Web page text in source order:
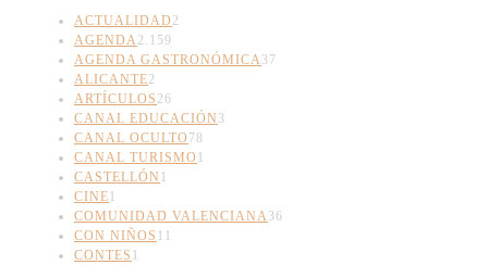
ACTUALIDAD 2
AGENDA2.159
AGENDA GASTRONÓMICA37
ALICANTE2
ARTÍCULOS 26
CANAL EDUCACIÓN 3
CANAL OCULTO 78
CANAL TURISMO 1
CASTELLÓN 1
CINE1
COMUNIDAD VALENCIANA36
CON NIÑOS 11
CONTES 1